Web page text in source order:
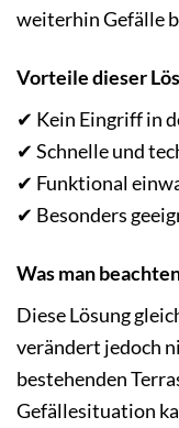
weiterhin Gefälle
Vorteile dieser
✔ Kein Eingriff in
✔ Schnelle und
✔ Funktional
✔ Besonders
Was man
Diese Lösung
verändert jedoch
bestehenden
Gefällesituation